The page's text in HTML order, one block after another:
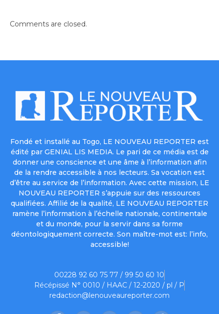
Comments are closed.
Fondé et installé au Togo, LE NOUVEAU REPORTER est
édité par GENIAL LIS MEDIA. Le pari de ce média est de
donner une conscience et une âme à l’information afin
de la rendre accessible à nos lecteurs. Sa vocation est
d’être au service de l’information. Avec cette mission, LE
NOUVEAU REPORTER s’appuie sur des ressources
qualifiées. Affilié de la qualité, LE NOUVEAU REPORTER
ramène l’information à l’échelle nationale, continentale
et du monde, pour la servir dans sa forme
déontologiquement correcte. Son maître-mot est: l’info,
accessible!
00228 92 60 75 77 / 99 50 60 10
Récépissé N° 0010 / HAAC / 12-2020 / pl / P
redaction@lenouveaureporter.com